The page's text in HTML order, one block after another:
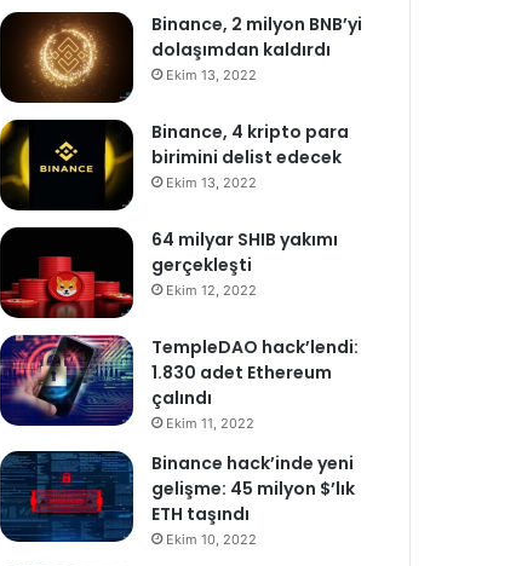
Binance, 2 milyon BNB’yi
dolaşımdan kaldırdı
Ekim 13, 2022
Binance, 4 kripto para
birimini delist edecek
Ekim 13, 2022
64 milyar SHIB yakımı
gerçekleşti
Ekim 12, 2022
TempleDAO hack’lendi:
1.830 adet Ethereum
çalındı
Ekim 11, 2022
Binance hack’inde yeni
gelişme: 45 milyon $’lık
ETH taşındı
Ekim 10, 2022